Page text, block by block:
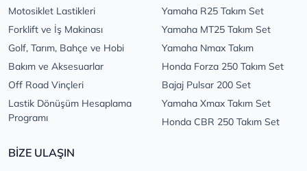
Motosiklet Lastikleri
Forklift ve İş Makinası
Golf, Tarım, Bahçe ve Hobi
Bakım ve Aksesuarlar
Off Road Vinçleri
Lastik Dönüşüm Hesaplama
Programı
Yamaha R25 Takım Set
Yamaha MT25 Takım Set
Yamaha Nmax Takım
Honda Forza 250 Takım Set
Bajaj Pulsar 200 Set
Yamaha Xmax Takım Set
Honda CBR 250 Takım Set
BİZE ULAŞIN